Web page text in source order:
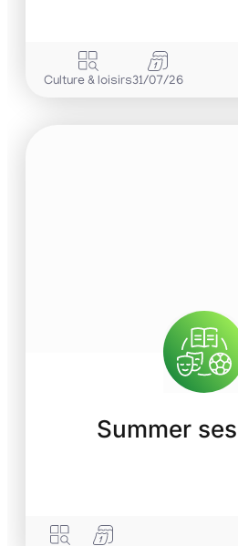
Culture & loisirs31/07/26
Summer